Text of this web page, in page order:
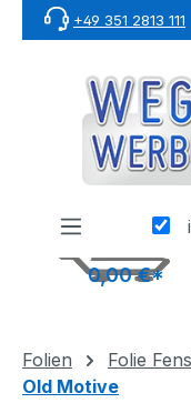
Zum Hauptinhalt
+49 351 2813 111
0,00 €*
Folien Folie
Old Motive